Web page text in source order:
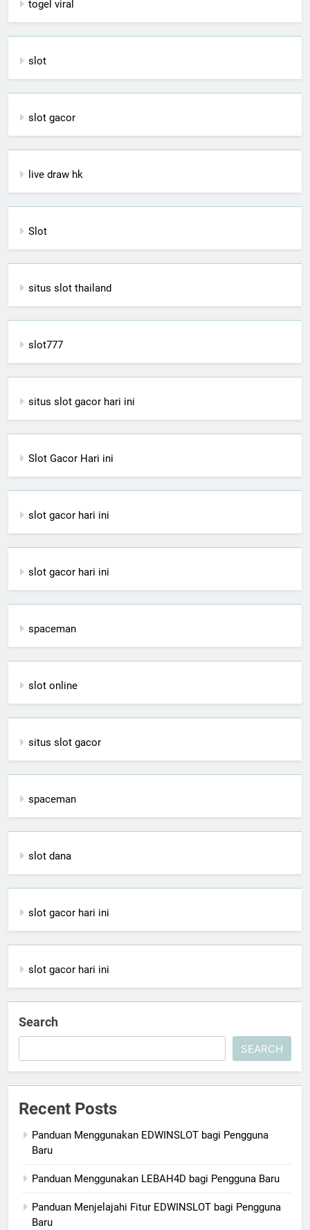
togel viral
slot
slot gacor
live draw hk
Slot
situs slot thailand
slot777
situs slot gacor hari ini
Slot Gacor Hari ini
slot gacor hari ini
slot gacor hari ini
spaceman
slot online
situs slot gacor
spaceman
slot dana
slot gacor hari ini
slot gacor hari ini
Search
SEARCH
Recent Posts
Panduan Menggunakan EDWINSLOT bagi Pengguna
Baru
Panduan Menggunakan LEBAH4D bagi Pengguna Baru
Panduan Menjelajahi Fitur EDWINSLOT bagi Pengguna
Baru